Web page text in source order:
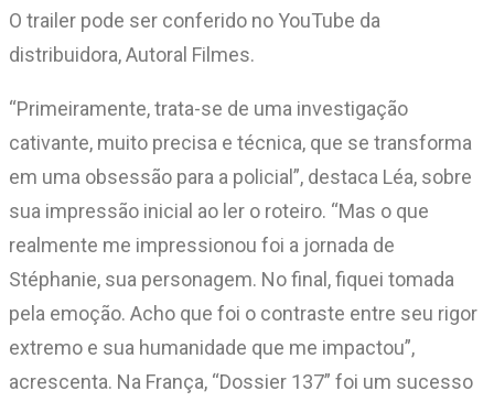
O trailer pode ser conferido no YouTube da
distribuidora, Autoral Filmes.
“Primeiramente, trata-se de uma investigação
cativante, muito precisa e técnica, que se transforma
em uma obsessão para a policial”, destaca Léa, sobre
sua impressão inicial ao ler o roteiro. “Mas o que
realmente me impressionou foi a jornada de
Stéphanie, sua personagem. No final, fiquei tomada
pela emoção. Acho que foi o contraste entre seu rigor
extremo e sua humanidade que me impactou”,
acrescenta. Na França, “Dossier 137” foi um sucesso